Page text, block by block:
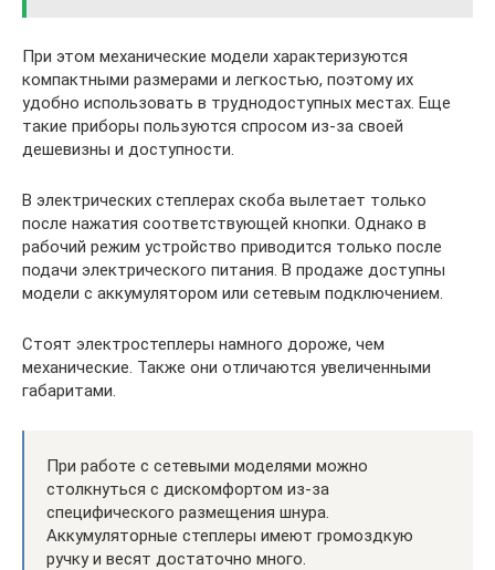
При этом механические модели характеризуются
компактными размерами и легкостью, поэтому их
удобно использовать в труднодоступных местах. Еще
такие приборы пользуются спросом из-за своей
дешевизны и доступности.
В электрических степлерах скоба вылетает только
после нажатия соответствующей кнопки. Однако в
рабочий режим устройство приводится только после
подачи электрического питания. В продаже доступны
модели с аккумулятором или сетевым подключением.
Стоят электростеплеры намного дороже, чем
механические. Также они отличаются увеличенными
габаритами.
При работе с сетевыми моделями можно
столкнуться с дискомфортом из-за
специфического размещения шнура.
Аккумуляторные степлеры имеют громоздкую
ручку и весят достаточно много.